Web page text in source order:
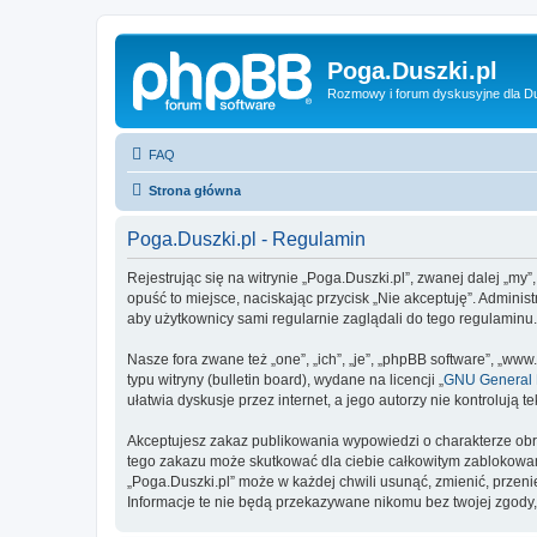
Poga.Duszki.pl
Rozmowy i forum dyskusyjne dla
FAQ
Strona główna
Poga.Duszki.pl - Regulamin
Rejestrując się na witrynie „Poga.Duszki.pl”, zwanej dalej
opuść to miejsce, naciskając przycisk „Nie akceptuję”.
aby użytkownicy sami regularnie zaglądali do tego
Nasze fora zwane też „one”, „ich”, „je”, „phpBB software”,
typu witryny (bulletin board), wydane na licencji „ GNU General
ułatwia dyskusje przez internet, a jego autorzy nie kontrolują
Akceptujesz zakaz publikowania wypowiedzi o charakterze
tego zakazu może skutkować dla ciebie całkowitym
„Poga.Duszki.pl” może w każdej chwili usunąć, zmienić,
Informacje te nie będą przekazywane nikomu bez twojej